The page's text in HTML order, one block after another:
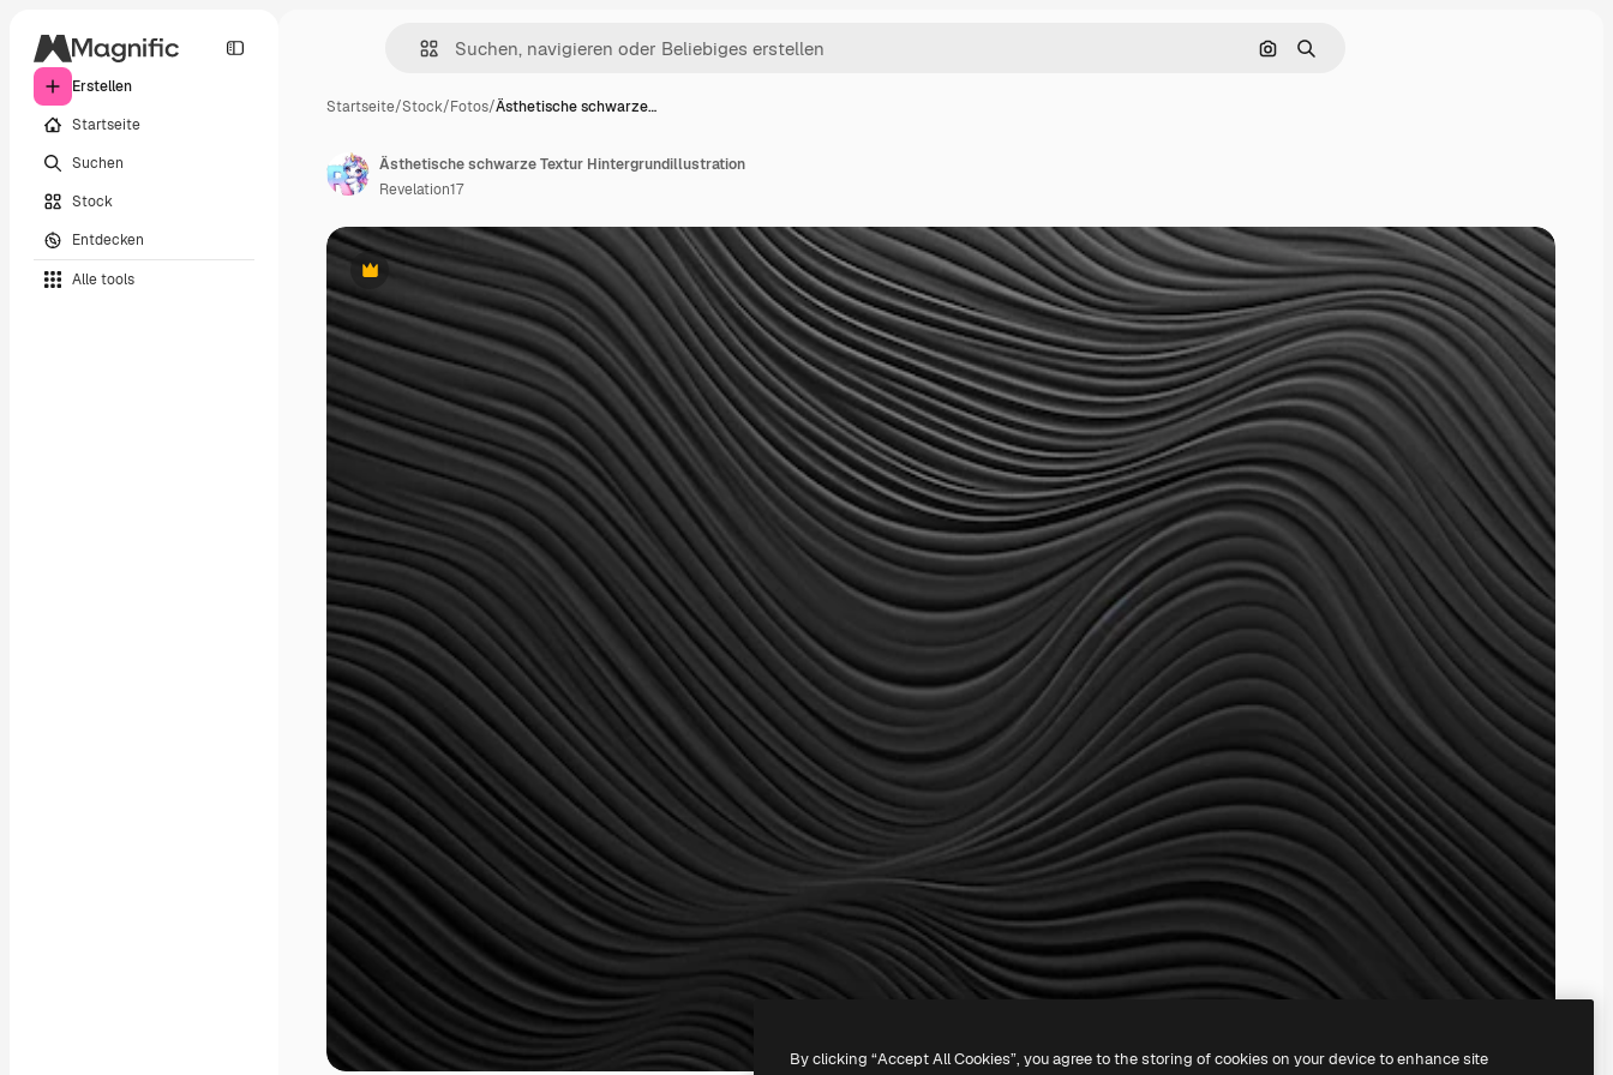
Erstellen
Startseite
Suchen
Stock
Entdecken
Alle tools
Nach Bild suchen
Suchen
Startseite/Stock/Fotos/Ästhetische schwarze…
Premium
Ästhetische schwarze Textur Hintergrundillustration
Revelation17
By clicking “Accept All Cookies”, you agree to the storing of cookies on your device to enhance site